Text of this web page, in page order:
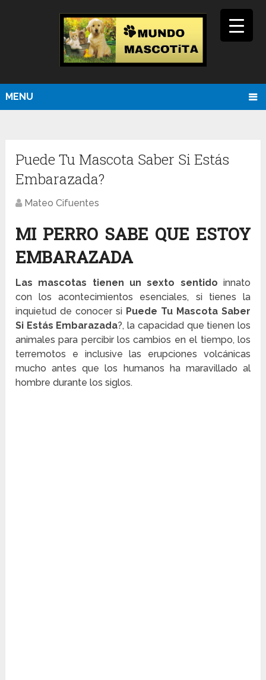
MENU
Puede Tu Mascota Saber Si Estás
Embarazada?
Mateo Cifuentes
MI PERRO SABE QUE ESTOY
EMBARAZADA
Las mascotas tienen un sexto sentido innato
con los acontecimientos esenciales, si tienes la
inquietud de conocer si Puede Tu Mascota Saber
Si Estás Embarazada?, la capacidad que tienen los
animales para percibir los cambios en el tiempo, los
terremotos e inclusive las erupciones volcánicas
mucho antes que los humanos ha maravillado al
hombre durante los siglos.